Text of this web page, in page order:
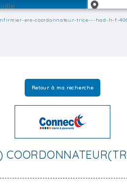
ere-coordonnateur-trice---had-h-f-
Retour à ma recherche